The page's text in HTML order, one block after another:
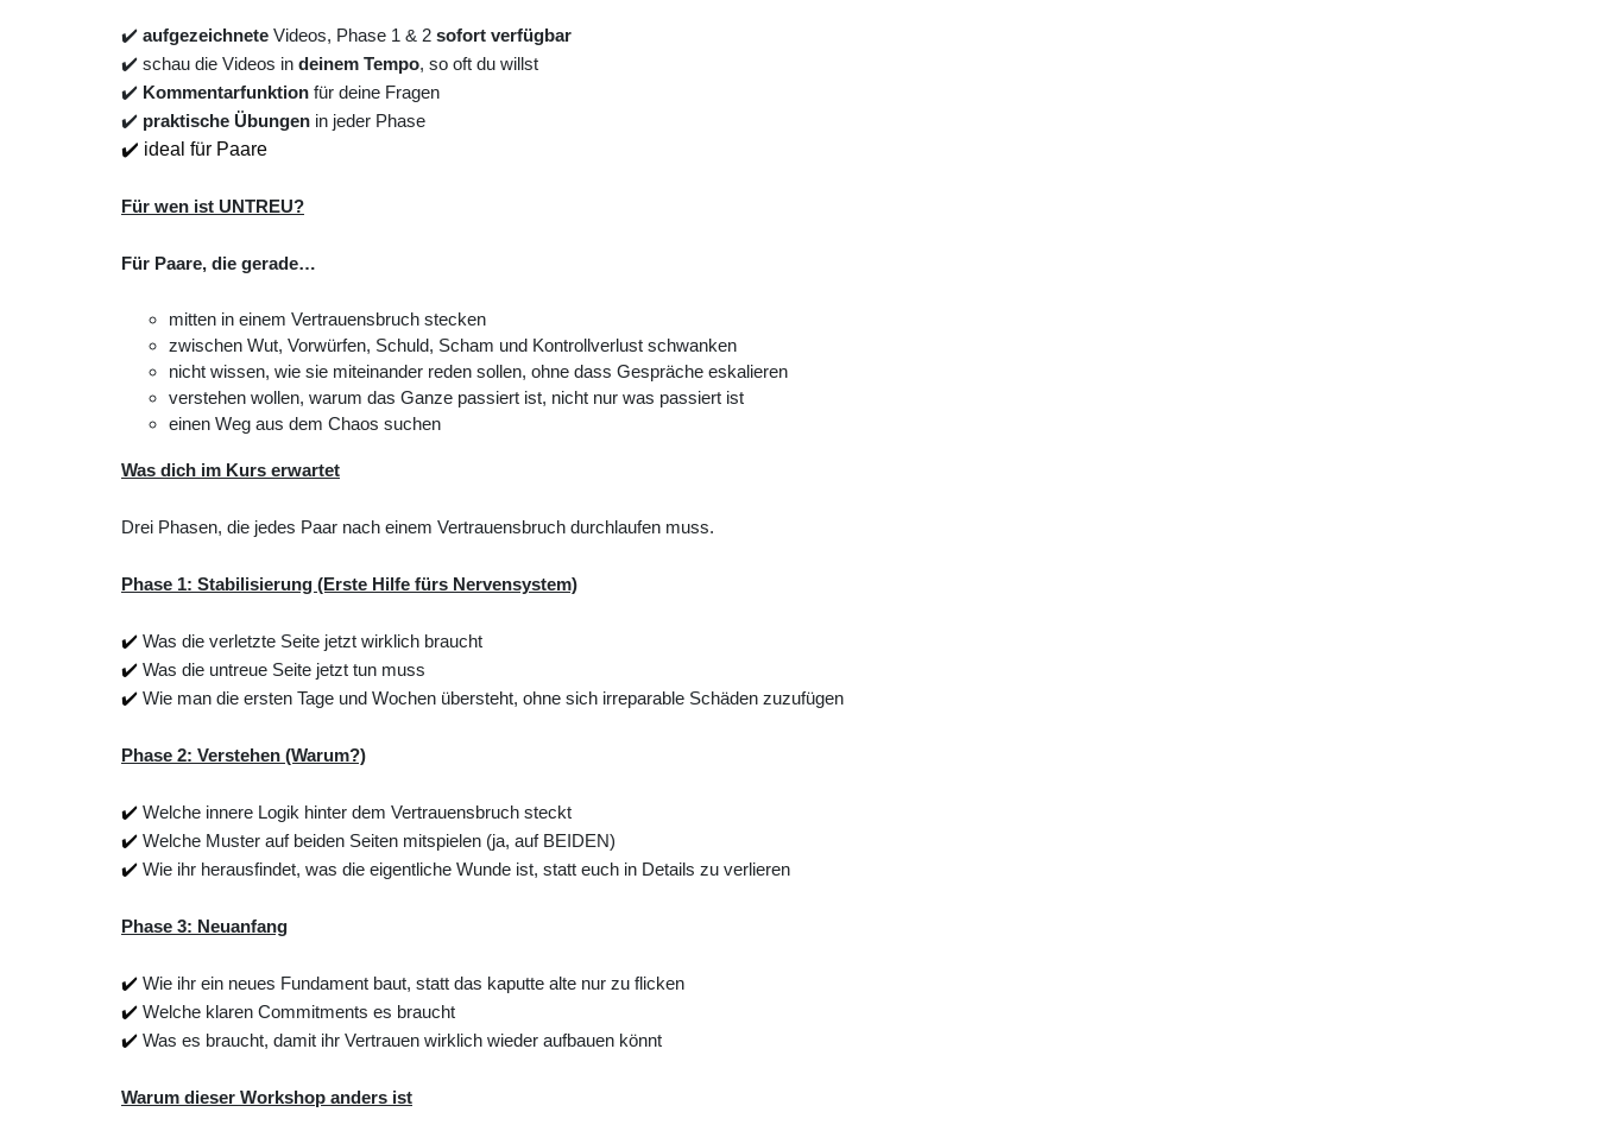
✔️ aufgezeichnete Videos, Phase 1 & 2 sofort verfügbar
✔️ schau die Videos in deinem Tempo, so oft du willst
✔️ Kommentarfunktion für deine Fragen
✔️ praktische Übungen in jeder Phase
✔️ ideal für Paare
Für wen ist UNTREU?
Für Paare, die gerade…
mitten in einem Vertrauensbruch stecken
zwischen Wut, Vorwürfen, Schuld, Scham und Kontrollverlust schwanken
nicht wissen, wie sie miteinander reden sollen, ohne dass Gespräche eskalieren
verstehen wollen, warum das Ganze passiert ist, nicht nur was passiert ist
einen Weg aus dem Chaos suchen
Was dich im Kurs erwartet
Drei Phasen, die jedes Paar nach einem Vertrauensbruch durchlaufen muss.
Phase 1: Stabilisierung (Erste Hilfe fürs Nervensystem)
✔️ Was die verletzte Seite jetzt wirklich braucht
✔️ Was die untreue Seite jetzt tun muss
✔️ Wie man die ersten Tage und Wochen übersteht, ohne sich irreparable Schäden zuzufügen
Phase 2: Verstehen (Warum?)
✔️ Welche innere Logik hinter dem Vertrauensbruch steckt
✔️ Welche Muster auf beiden Seiten mitspielen (ja, auf BEIDEN)
✔️ Wie ihr herausfindet, was die eigentliche Wunde ist, statt euch in Details zu verlieren
Phase 3: Neuanfang
✔️ Wie ihr ein neues Fundament baut, statt das kaputte alte nur zu flicken
✔️ Welche klaren Commitments es braucht
✔️ Was es braucht, damit ihr Vertrauen wirklich wieder aufbauen könnt
Warum dieser Workshop anders ist